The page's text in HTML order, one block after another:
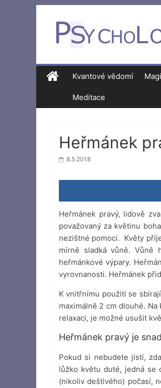
Kvantové vědomí
Meditace
Heřmánek
8.5.2018
Heřmánek pravý, lidově
považovaný za květinu
nezištné pomoci. Květy
mírně sladká vůně. Vůně
heřmánkové výpary.
vyrovnanosti. Heřmánek
K vnitřnímu použití se
maximálně 2 cm dlouhé.
relaxaci, je možné usušit
Heřmánek pravý je
Pokud si nebudete jistí,
lůžko květu duté, jedná se
(nikoliv deštivého) počasí,